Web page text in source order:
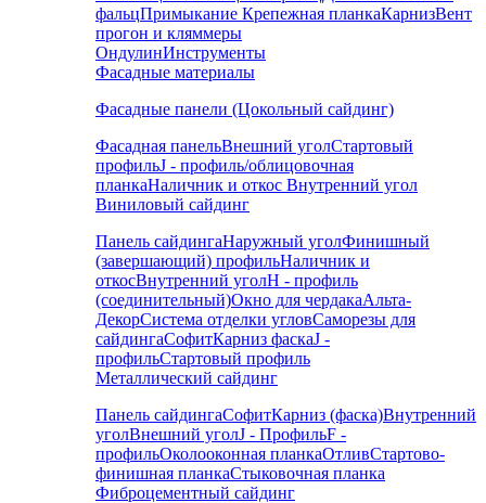
фальцПримыкание Крепежная планкаКарнизВент
прогон и кляммеры
ОндулинИнструменты
Фасадные материалы
Фасадные панели (Цокольный сайдинг)
Фасадная панельВнешний уголСтартовый
профильJ - профиль/облицовочная
планкаНаличник и откос Внутренний угол
Виниловый сайдинг
Панель сайдингаНаружный уголФинишный
(завершающий) профильНаличник и
откосВнутренний уголH - профиль
(соединительный)Окно для чердакаАльта-
ДекорСистема отделки угловСаморезы для
сайдингаСофитКарниз фаскаJ -
профильСтартовый профиль
Металлический сайдинг
Панель сайдингаСофитКарниз (фаска)Внутренний
уголВнешний уголJ - ПрофильF -
профильОколооконная планкаОтливСтартово-
финишная планкаСтыковочная планка
Фиброцементный сайдинг